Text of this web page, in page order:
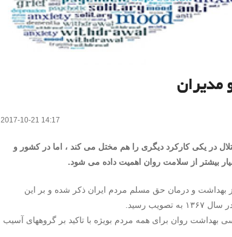
مدیران
2017-10-21 14:17
در یکی کارکرد دیگری را هم مختل می کند ، اما در کشور و
بیشتر از سلامت روان اهمیت داده می شود.
از بهداشت و درمان حق مسلم مردم ایران ذکر شده و بر این
روان برای همه مردم بویژه با تاکید بر گروههای آسیب